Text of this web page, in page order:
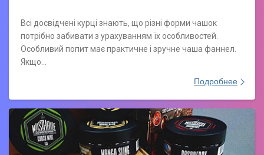
Всі досвідчені курці знають, що різні форми чашок
потрібно забивати з урахуванням їх особливостей.
Особливий попит має практичне і зручне чаша фаннел.
Якщо…
Подробнее